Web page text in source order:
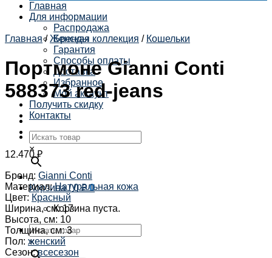
Главная
Для информации
Распродажа
Бренды
Гарантия
Способы оплаты
Доставка
Избранное
Мой аккаунт
Получить скидку
Контакты
×
Корзина /0₽ 0
Корзина пуста.
×
Главная / Женская коллекция / Кошельки
Портмоне Gianni Conti
588373 red-jeans
12.470₽
Бренд: Gianni Conti
Материал:Натуральная кожа
Цвет: Красный
Ширина, см:17
Высота, см: 10
Толщина, см:3
Пол: женский
Сезон:всесезон